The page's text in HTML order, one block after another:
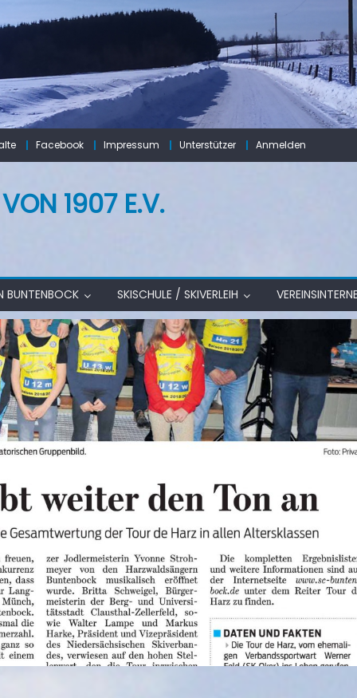
Facebook Impressum Unterstützer Anmelden
1907 E.V.
BUNTENBOCK SKISCHULE / SKIVERLEIH